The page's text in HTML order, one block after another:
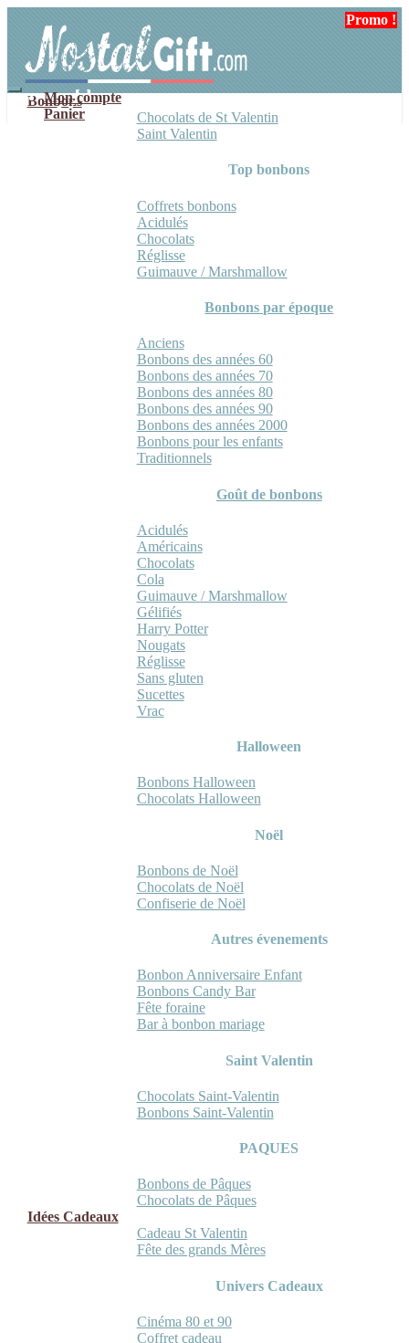
navigation
contenu
Mon compte
Panier
Bonbons
Chocolats de St Valentin
Saint Valentin
Top bonbons
Coffrets bonbons
Acidulés
Chocolats
Réglisse
Guimauve / Marshmallow
Bonbons par époque
Anciens
Bonbons des années 60
Bonbons des années 70
Bonbons des années 80
Bonbons des années 90
Bonbons des années 2000
Bonbons pour les enfants
Traditionnels
Goût de bonbons
Acidulés
Américains
Chocolats
Cola
Guimauve / Marshmallow
Gélifiés
Harry Potter
Nougats
Réglisse
Sans gluten
Sucettes
Vrac
Halloween
Bonbons Halloween
Chocolats Halloween
Noël
Bonbons de Noël
Chocolats de Noël
Confiserie de Noël
Autres évenements
Bonbon Anniversaire Enfant
Bonbons Candy Bar
Fête foraine
Bar à bonbon mariage
Saint Valentin
Chocolats Saint-Valentin
Bonbons Saint-Valentin
PAQUES
Bonbons de Pâques
Chocolats de Pâques
Idées Cadeaux
Cadeau St Valentin
Fête des grands Mères
Univers Cadeaux
Cinéma 80 et 90
Coffret cadeau
Promo !
Promo !
Promo !